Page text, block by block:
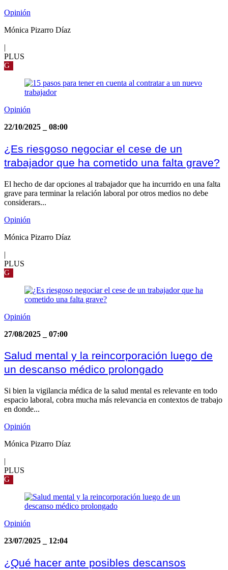
Opinión
Mónica Pizarro Díaz
|
PLUS
G
Opinión
22/10/2025
08:00
¿Es riesgoso negociar el cese de un
trabajador que ha cometido una falta grave?
El hecho de dar opciones al trabajador que ha incurrido en una falta
grave para terminar la relación laboral por otros medios no debe
considerars...
Opinión
Mónica Pizarro Díaz
|
PLUS
G
Opinión
27/08/2025
07:00
Salud mental y la reincorporación luego de
un descanso médico prolongado
Si bien la vigilancia médica de la salud mental es relevante en todo
espacio laboral, cobra mucha más relevancia en contextos de trabajo
en donde...
Opinión
Mónica Pizarro Díaz
|
PLUS
G
Opinión
23/07/2025
12:04
¿Qué hacer ante posibles descansos